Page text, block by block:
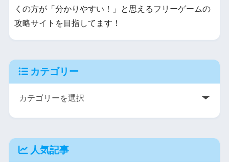
くの方が「分かりやすい！」と思えるフリーゲームの
攻略サイトを目指してます！
カテゴリー
人気記事